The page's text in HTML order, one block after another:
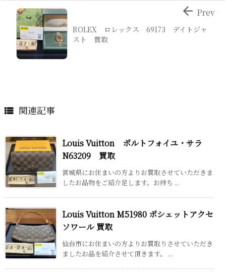
ROLEX ロレックス 69173 デイトジャ
スト 買取
 Prev
 関連記事
Louis Vuitton ポルトフォイユ・サラ
N63209 買取
宮城県にお住まいの方よりお買取させていただきま
したお品物をご紹介足します。お持ち ...
Louis Vuitton M51980 ポシェットアクセ
ソワール 買取
仙台市にお住まいの方よりお買取りさせていただき
ましたお品を紹介させて頂きます。 ...